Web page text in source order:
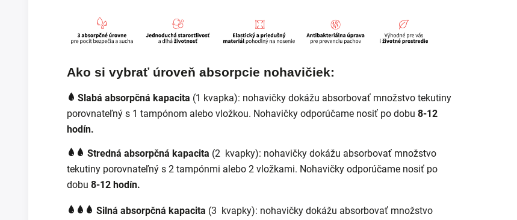
Ako si vybrať úroveň absorpcie nohavičiek:
Slabá absorpčná kapacita (1 kvapka): nohavičky dokážu absorbovať množstvo tekutiny
porovnateľný s 1 tampónom alebo vložkou. Nohavičky odporúčame nosiť po dobu 8-12
hodín.
Stredná absorpčná kapacita (2 kvapky): nohavičky dokážu absorbovať množstvo
tekutiny porovnateľný s 2 tampónmi alebo 2 vložkami. Nohavičky odporúčame nosiť po
dobu 8-12 hodín.
Silná absorpčná kapacita (3 kvapky): nohavičky dokážu absorbovať množstvo